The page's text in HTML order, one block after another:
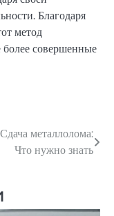
Благодаря
метод
более совершенные
Сдача металлолома:
Что нужно знать